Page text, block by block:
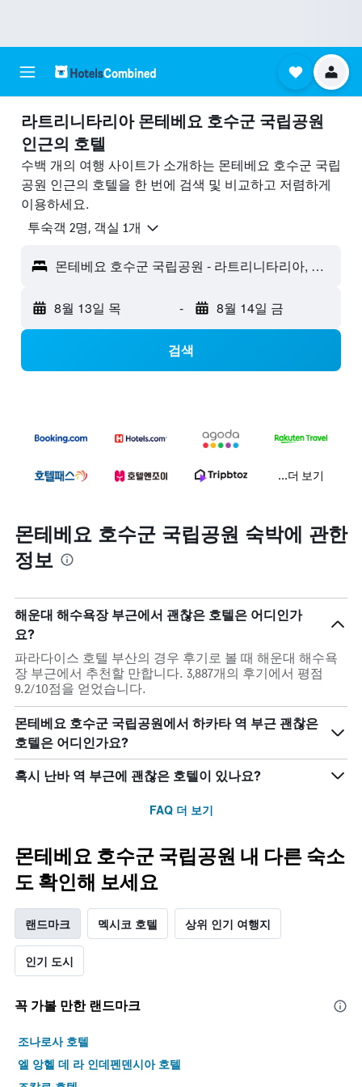
라트리니타리아 몬테베요 호수군 국립공원 ​
인근의 호텔
수백 개의 여행 사이트가 소개하는 몬테베요 호수군 국립
공원 인근의 호텔을 한 번에 검색 및 비교하고 저렴하게
이용하세요.
​투숙객 2​명, ​객실 1개
몬테베요 호수군 국립공원 - 라트리니타리아, 치아파스주, 멕시코
8월 13일 목 - 8월 14일 금
검색
...더 보기
몬테베요 호수군 국립공원 숙박에 관한
정보
해운대 해수욕장 부근에서 괜찮은 호텔은 어디인가
요?
파라다이스 호텔 부산의 경우 후기로 볼 때 해운대 해수욕
장 부근에서 추천할 만합니다. 3,887개의 후기에서 평점
9.2/10점을 얻었습니다.
몬테베요 호수군 국립공원에서 하카타 역 부근 괜찮은
호텔은 어디인가요?
혹시 난바 역 부근에 괜찮은 호텔이 있나요?
FAQ 더 보기
몬테베요 호수군 국립공원 내 다른 숙소
도 확인해 보세요
랜드마크 멕시코 호텔 상위 인기 여행지
인기 도시
꼭 가볼 만한 랜드마크
조나로사 호텔
엘 앙헬 데 라 인데펜덴시아 호텔